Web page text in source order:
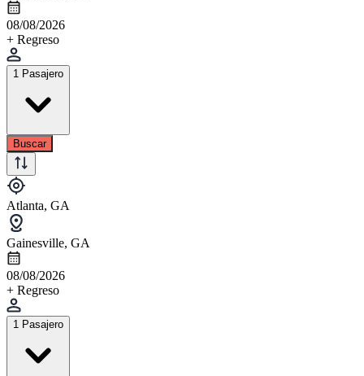
08/08/2026
+ Regreso
1 Pasajero
Buscar
Atlanta, GA
Gainesville, GA
08/08/2026
+ Regreso
1 Pasajero